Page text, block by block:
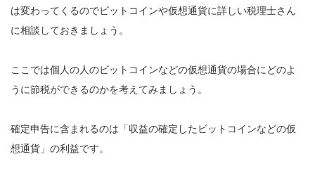
は変わってくるのでビットコインや仮想通貨に詳しい税理士さん
に相談しておきましょう。
ここでは個人の人のビットコインなどの仮想通貨の場合にどのよ
うに節税ができるのかを考えてみましょう。
確定申告に含まれるのは「収益の確定したビットコインなどの仮
想通貨」の利益です。